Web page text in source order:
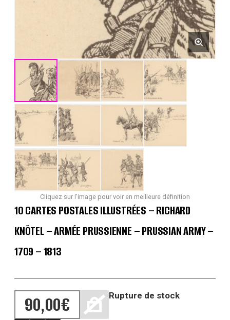
Cliquez sur l'image pour voir en meilleure définition
10 CARTES POSTALES ILLUSTRÉES – RICHARD
KNÖTEL – ARMÉE PRUSSIENNE – PRUSSIAN ARMY –
1709 – 1813
90,00€ Rupture de stock